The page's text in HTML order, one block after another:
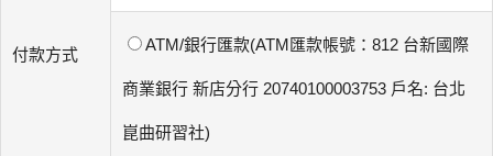
付款方式
ATM/銀行匯款(ATM匯款帳號：812 台新國際
商業銀行 新店分行 20740100003753 戶名: 台北
崑曲研習社)